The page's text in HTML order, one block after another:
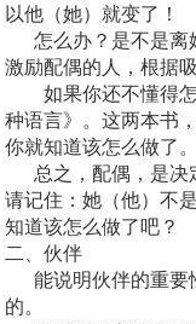
以他（她）就变了！
怎么办？是不是离
激励配偶的人，根
如果你还不懂得怎
种语言》。这两本书
你就知道该怎么
总之，配偶，是决
请记住：她（他）不
知道该怎么做了吧？
二、伙伴
能说明伙伴的重要
的。